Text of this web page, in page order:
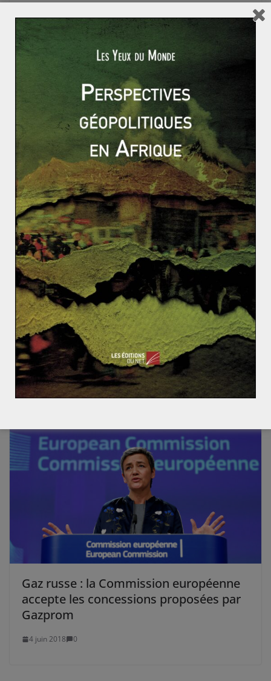
échange, s’opposent ouvertement au droit à
l’alimentation défini dès 1948 par l’ONU, et ont
notamment fustigé la gratuité de l’aide alimentaire,
estimant qu’elle pervertirait le marché.
L’ensemble de ces données renforce les soupçons
d’une mise en pratique de la théorie de Malthus
publiée au XIXème siècle, selon laquelle la population
augmentant de façon exponentielle par rapport aux
ressources disponibles, seule la loi de la nature doit
réguler la répartition de ces ressources. Oui, mais il y-
a-t-il un espoir ? Peut-être devrions-nous davantage
privilégier l’application de la théorie confucéenne selon
laquelle pour soulager une personne de la faim,
« mieux vaut lui apprendre à pêcher que de lui donner un
poisson. »
Rétrospective 2015 : le monde en guerre contre le te
rrorisme
Rétrospective 2015 : les évolutions de Daech sur le t
erritoire syro-irakien et ses conséquences géopolitiq
ues
Gaz russe : la Commission européenne
accepte les concessions proposées par
Gazprom
4 juin 2018 0